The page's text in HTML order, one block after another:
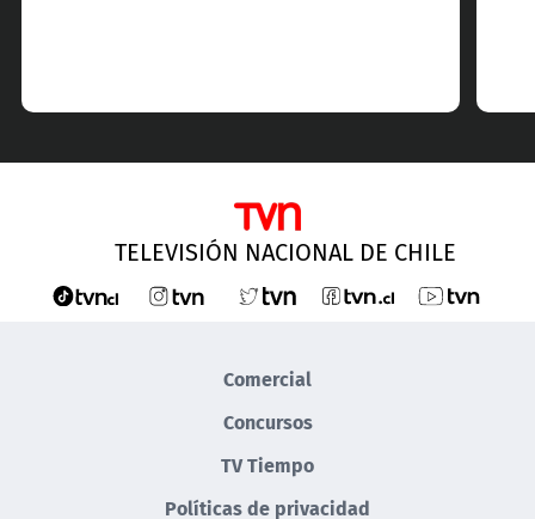
TELEVISIÓN NACIONAL DE CHILE
Comercial
Concursos
TV Tiempo
Políticas de privacidad